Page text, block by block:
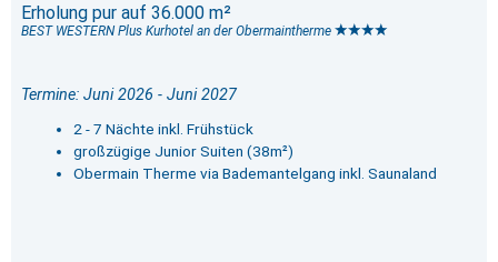
Erholung pur auf 36.000 m²
BEST WESTERN Plus Kurhotel an der Obermaintherme
Termine: Juni 2026 - Juni 2027
2 - 7 Nächte inkl. Frühstück
großzügige Junior Suiten (38m²)
Obermain Therme via Bademantelgang inkl. Saunaland